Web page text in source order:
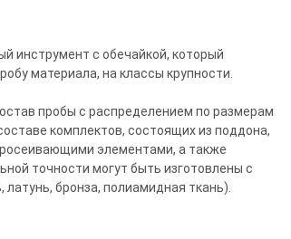
инструмент с обечайкой, который
материала, на классы крупности.
пробы с распределением по размерам
комплектов, состоящих из поддона,
элементами, а также
точности могут быть изготовлены с
бронза, полиамидная ткань).